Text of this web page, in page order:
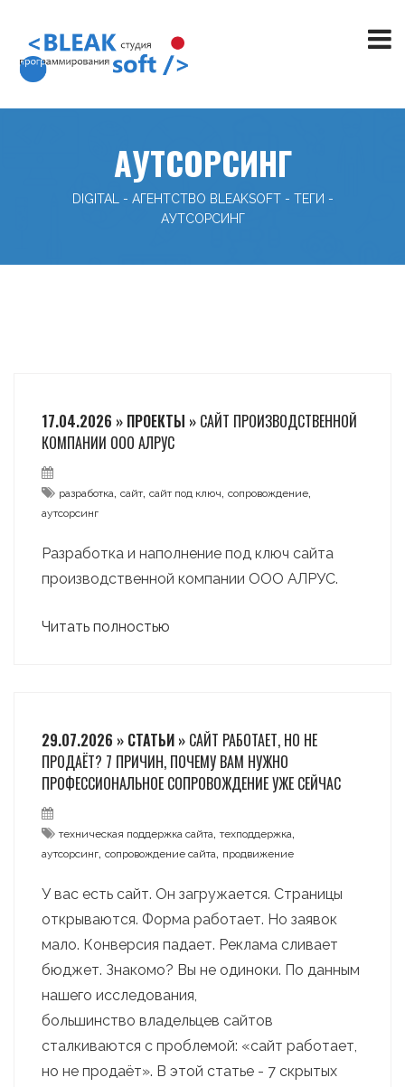
АУТСОРСИНГ
DIGITAL - АГЕНТСТВО BLEAKSOFT - ТЕГИ -
АУТСОРСИНГ
17.04.2026 » ПРОЕКТЫ » САЙТ ПРОИЗВОДСТВЕННОЙ
КОМПАНИИ ООО АЛРУС
разработка, сайт, сайт под ключ, сопровождение,
аутсорсинг
Разработка и наполнение под ключ сайта
производственной компании ООО АЛРУС.
Читать полностью
29.07.2026 » СТАТЬИ » САЙТ РАБОТАЕТ, НО НЕ
ПРОДАЁТ? 7 ПРИЧИН, ПОЧЕМУ ВАМ НУЖНО
ПРОФЕССИОНАЛЬНОЕ СОПРОВОЖДЕНИЕ УЖЕ СЕЙЧАС
техническая поддержка сайта, техподдержка,
аутсорсинг, сопровождение сайта, продвижение
У вас есть сайт. Он загружается. Страницы
открываются. Форма работает. Но заявок
мало. Конверсия падает. Реклама сливает
бюджет. Знакомо? Вы не одиноки. По данным
нашего исследования,
большинство владельцев сайтов
сталкиваются с проблемой: «сайт работает,
но не продаёт». В этой статье - 7 скрытых